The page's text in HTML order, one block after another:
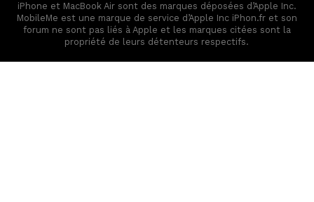
iPhone et MacBook Air sont des marques déposées d’Apple Inc.
MobileMe est une marque de service d’Apple Inc iPhon.fr et son
forum ne sont pas liés à Apple et les marques citées sont la
propriété de leurs détenteurs respectifs.